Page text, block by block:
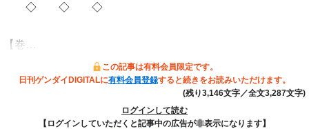
◇ ◇ ◇
【巻…
この記事は有料会員限定です。
日刊ゲンダイDIGITALに有料会員登録すると続きをお読みいただけます。
(残り3,146文字／全文3,287文字)
ログインして読む
【ログインしていただくと記事中の広告が非表示になります】